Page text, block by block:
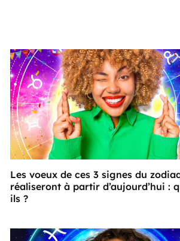
Les voeux de ces 3 signes du
réaliseront à partir d’aujourd’hui :
ils ?